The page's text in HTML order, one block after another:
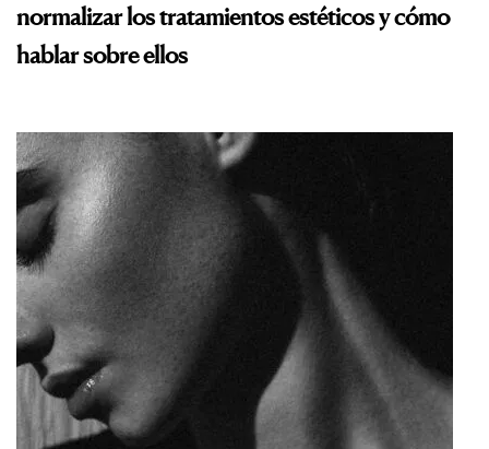
normalizar los tratamientos estéticos y cómo
hablar sobre ellos